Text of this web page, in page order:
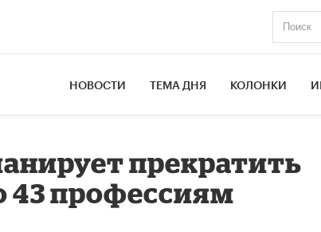
НОВОСТИ ТЕМА ДНЯ КОЛОНКИ
прекратить
43 профессиям